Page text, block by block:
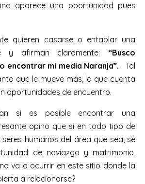
aparece una oportunidad pues
quieren casarse o entablar una
y afirman claramente: “Busco
encontrar mi media Naranja”. Tal
que le mueve más, lo que cuenta
oportunidades de encuentro.
si es posible encontrar una
opino que si en todo tipo de
humanos del área que sea, se
de noviazgo y matrimonio,
va a ocurrir en este sitio donde la
a relacionarse?